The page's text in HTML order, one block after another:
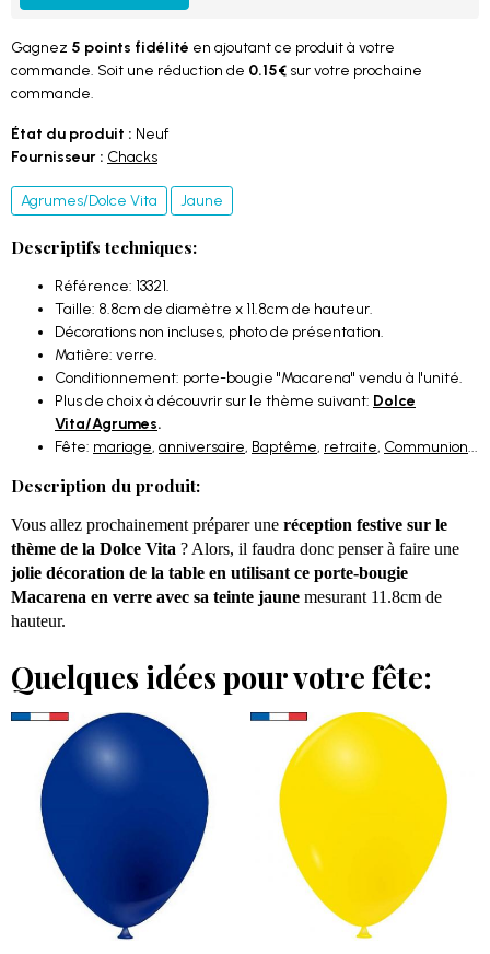
Gagnez 5 points fidélité en ajoutant ce produit à votre
commande. Soit une réduction de 0.15€ sur votre prochaine
commande.
État du produit : Neuf
Fournisseur : Chacks
Agrumes/Dolce Vita Jaune
Descriptifs techniques:
Référence: 13321.
Taille: 8.8cm de diamètre x 11.8cm de hauteur.
Décorations non incluses, photo de présentation.
Matière: verre.
Conditionnement: porte-bougie "Macarena" vendu à l'unité.
Plus de choix à découvrir sur le thème suivant: Dolce
Vita/Agrumes.
Fête: mariage, anniversaire, Baptême, retraite, Communion...
Description du produit:
Vous allez prochainement préparer une réception festive sur le
thème de la Dolce Vita ? Alors, il faudra donc penser à faire une
jolie décoration de la table en utilisant ce porte-bougie
Macarena en verre avec sa teinte jaune mesurant 11.8cm de
hauteur.
Quelques idées pour votre fête: